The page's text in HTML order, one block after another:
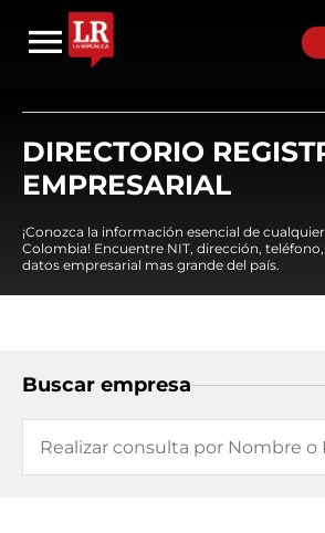
DIRECTORIO
EMPRESARIAL
¡Conozca la información esencial de
Colombia! Encuentre NIT, dirección,
datos empresarial mas grande del país.
Buscar empresa